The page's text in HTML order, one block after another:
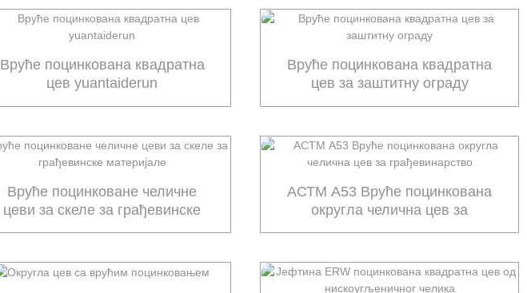
Вруће поцинкована квадратна
цев yuantaiderun
Вруће поцинкована квадратна
цев за заштитну ограду
Вруће поцинковане челичне
цеви за скеле за грађевинске
АСТМ А53 Вруће поцинкована
округла челична цев за